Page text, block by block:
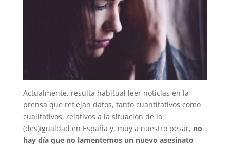
Actualmente, resulta habitual leer noticias en la
prensa que reflejan datos, tanto cuantitativos como
cualitativos, relativos a la situación de la
(des)igualdad en España y, muy a nuestro pesar, no
hay día que no lamentemos un nuevo asesinato